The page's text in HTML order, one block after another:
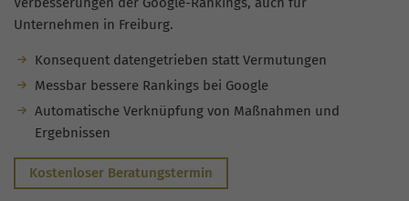
Unternehmen in Freiburg.
Konsequent datengetrieben statt Vermutungen
Messbar bessere Rankings bei Google
Automatische Verknüpfung von Maßnahmen und
Ergebnissen
Kostenloser Beratungstermin